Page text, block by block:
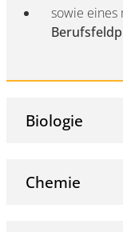
sowie eines
Biologie
Chemie